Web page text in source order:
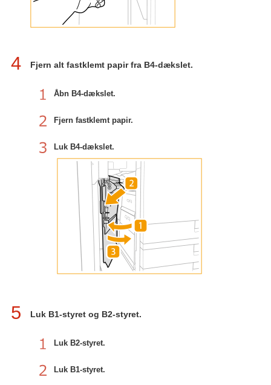
4 Fjern alt fastklemt papir fra B4-dækslet.
Åbn B4-dækslet.
Fjern fastklemt papir.
Luk B4-dækslet.
5 Luk B1-styret og B2-styret.
Luk B2-styret.
Luk B1-styret.